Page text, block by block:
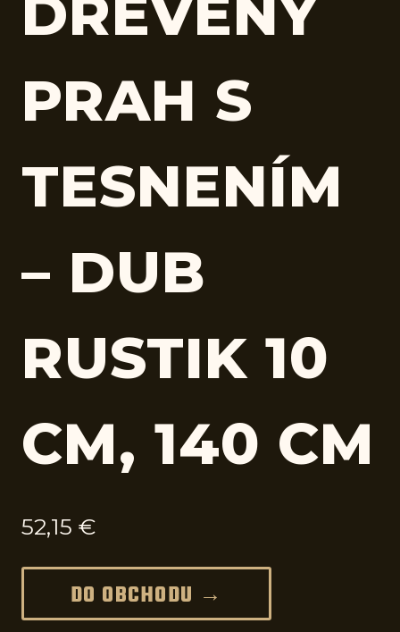
DREVENÝ
PRAH S
TESNENÍM
– DUB
RUSTIK 10
CM, 140 CM
52,15 €
DO OBCHODU →